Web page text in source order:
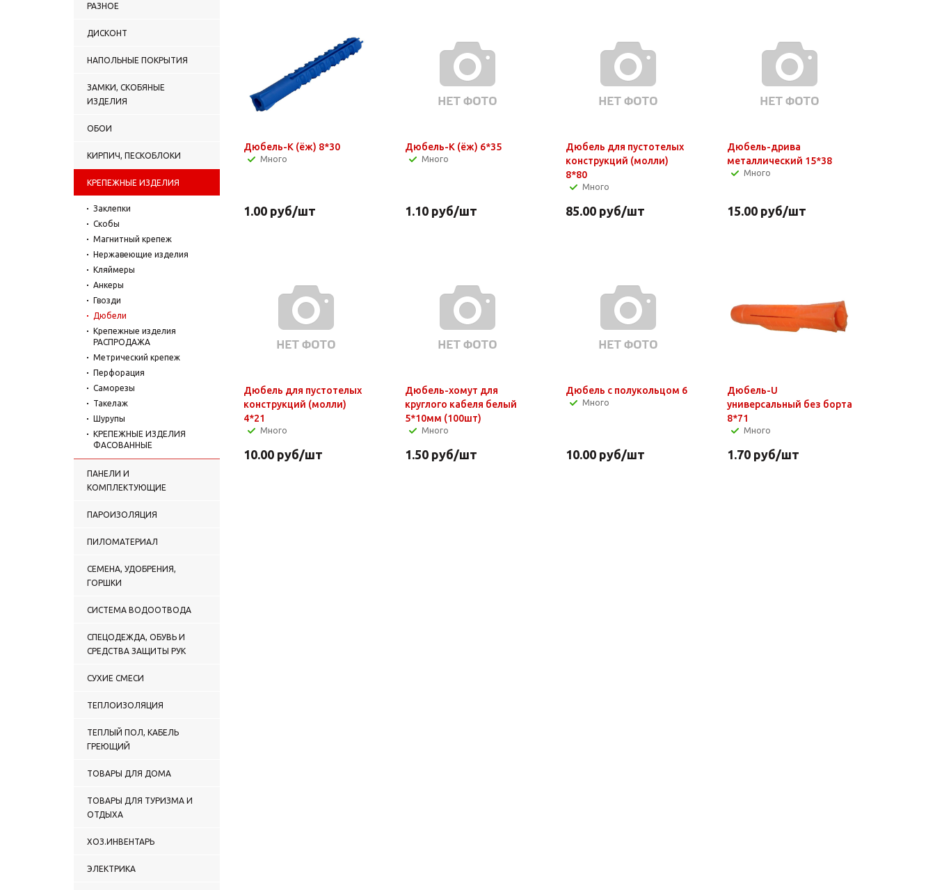
РАЗНОЕ
ДИСКОНТ
НАПОЛЬНЫЕ ПОКРЫТИЯ
ЗАМКИ, СКОБЯНЫЕ
ИЗДЕЛИЯ
ОБОИ
КИРПИЧ, ПЕСКОБЛОКИ
КРЕПЕЖНЫЕ ИЗДЕЛИЯ
Заклепки
Скобы
Магнитный крепеж
Нержавеющие изделия
Кляймеры
Анкеры
Гвозди
Дюбели
Крепежные изделия
РАСПРОДАЖА
Метрический крепеж
Перфорация
Саморезы
Такелаж
Шурупы
КРЕПЕЖНЫЕ ИЗДЕЛИЯ
ФАСОВАННЫЕ
ПАНЕЛИ И
КОМПЛЕКТУЮЩИЕ
ПАРОИЗОЛЯЦИЯ
ПИЛОМАТЕРИАЛ
СЕМЕНА, УДОБРЕНИЯ,
ГОРШКИ
СИСТЕМА ВОДООТВОДА
СПЕЦОДЕЖДА, ОБУВЬ И
СРЕДСТВА ЗАЩИТЫ РУК
СУХИЕ СМЕСИ
ТЕПЛОИЗОЛЯЦИЯ
ТЕПЛЫЙ ПОЛ, КАБЕЛЬ
ГРЕЮЩИЙ
ТОВАРЫ ДЛЯ ДОМА
ТОВАРЫ ДЛЯ ТУРИЗМА И
ОТДЫХА
ХОЗ.ИНВЕНТАРЬ
ЭЛЕКТРИКА
Дюбель-K (ёж) 8*30
Много
1.00 руб/шт
Дюбель-K (ёж) 6*35
Много
1.10руб/шт
Дюбель для пустотелых
конструкций (молли)
8*80
Много
85.00 руб/шт
Дюбель-дрива
металлический 15*38
Много
15.00руб/шт
Дюбель для пустотелых
конструкций (молли)
4*21
Много
10.00 руб/шт
Дюбель-хомут для
круглого кабеля белый
5*10мм (100шт)
Много
1.50руб/шт
Дюбель с полукольцом 6
Много
10.00 руб/шт
Дюбель-U
универсальный без борта
8*71
Много
1.70руб/шт